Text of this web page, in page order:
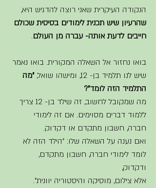
הנקודה העיקרית שאני רוצה להדגיש היא,
שהרעיון שיש תכנית לימודים בסיסית שכולם
חייבים לדעת אותה- עברה מן העולם.
בואו נחזור אל השאלה המקורית. בואו נאמר
שיש לנו תלמיד בן- 12, ומישהו שואל,
"מה
התלמיד הזה לומד"?
מה שמקובל לחשוב, זה שילד בן- 12 צריך
ללמוד דברים מסוימים. אם זה לימודי
חברה, חשבון מתקדם או דקדוק.
ואם נענה על השאלה שלו: "הילד הזה לא
לומד לימודי חברה, חשבון מתקדם,
ודקדוק,
אלא צילום, מוסיקה והיסטוריה יוונית".